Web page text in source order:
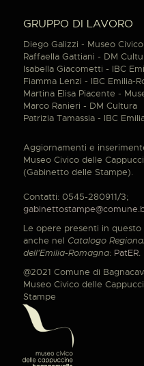
GRUPPO DI LAVORO
Diego Galizzi - Museo
Raffaella Gattiani - DM
Isabella Giacometti - IBC
Fiamma Lenzi - IBC Emilia-
Martina Elisa Piacente -
Marco Ranieri - DM Cultura
Patrizia Tamassia - IBC
Aggiornamenti e
Museo Civico delle
(Gabinetto delle Stampe).
Contatti: 0545-280911/3;
Le opere presenti in
anche nel Catalogo
dell'Emilia-Romagna: PatER.
@2021 Comune di
Museo Civico delle
Stampe